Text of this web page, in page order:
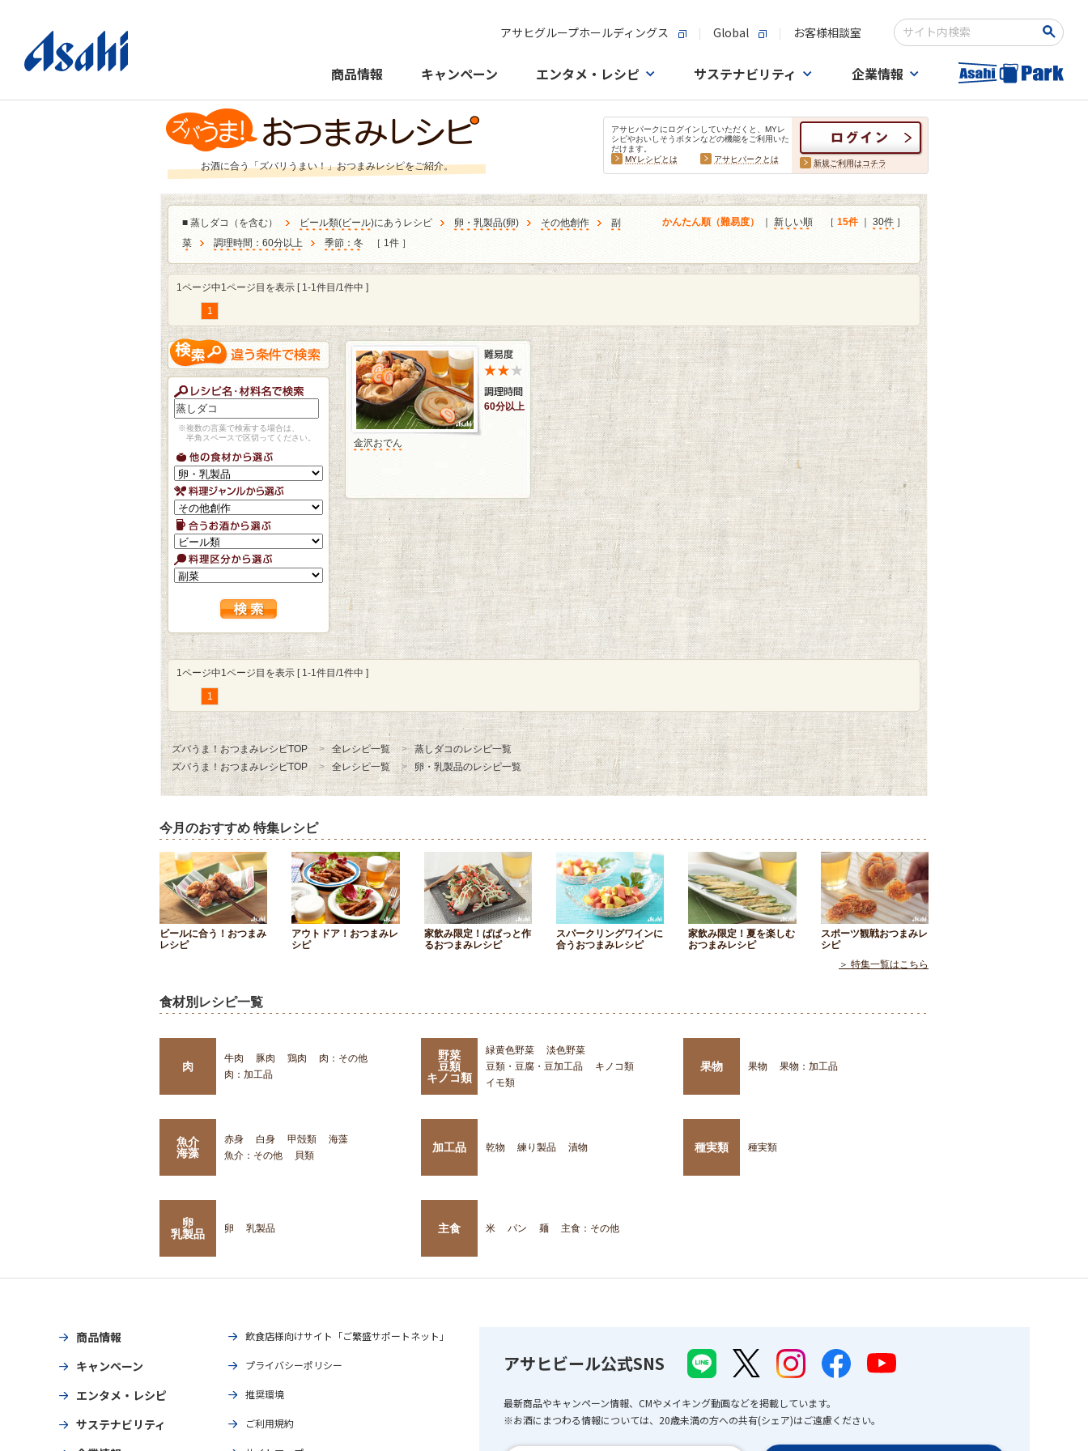
アサヒグループホールディングス Global お客様相談室
検索キーワード入力
商品情報 キャンペーン エンタメ・レシピ サステナビリティ 企業情報
お酒に合う「ズバリうまい！」おつまみレシピをご紹介。
アサヒパークにログインしていただくと、MYレ
シピやおいしそうボタンなどの機能をご利用いた
だけます。
MYレシピとは
アサヒパークとは 新規ご利用はコチラ
■ 蒸しダコ（を含む） ビール類(ビール)にあうレシピ 卵・乳製品(卵) その他創作
副
菜
調理時間：60分以上 季節：冬 ［ 1件 ］
かんたん順（難易度） 新しい順 ［ 15件｜ 30件 ］
1ページ中1ページ目を表示 [ 1-1件目/1件中 ]
1
※複数の言葉で検索する場合は、
半角スペースで区切ってください。
60分以上
金沢おでん
1ページ中1ページ目を表示 [ 1-1件目/1件中 ]
1
ズバうま！おつまみレシピTOP 全レシピ一覧
蒸しダコのレシピ一覧
ズバうま！おつまみレシピTOP
全レシピ一覧 卵・乳製品のレシピ一覧
今月のおすすめ 特集レシピ
ビールに合う！おつまみ
レシピ
アウトドア！おつまみレ
シピ
家飲み限定！ぱぱっと作
るおつまみレシピ
スパークリングワインに
合うおつまみレシピ
家飲み限定！夏を楽しむ
おつまみレシピ
スポーツ観戦おつまみレ
シピ
＞ 特集一覧はこちら
食材別レシピ一覧
肉
牛肉 豚肉 鶏肉
肉：その他
肉：加工品
野菜
豆類
キノコ類
緑黄色野菜
淡色野菜
豆類・豆腐・豆加工品
キノコ類
イモ類
果物 果物 果物：加工品
魚介
海藻
赤身 白身 甲殻類
海藻
魚介：その他
貝類
加工品 乾物 練り製品 漬物 種実類 種実類
卵
乳製品
卵 乳製品 主食 米 パン 麺 主食：その他
商品情報
キャンペーン
エンタメ・レシピ
サステナビリティ
飲食店様向けサイト「ご繁盛サポートネット」
プライバシーポリシー
推奨環境
ご利用規約
アサヒビール公式SNS
最新商品やキャンペーン情報、CMやメイキング動画などを掲載しています。
※お酒にまつわる情報については、20歳未満の方への共有(シェア)はご遠慮ください。